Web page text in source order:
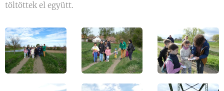
töltöttek el együtt.